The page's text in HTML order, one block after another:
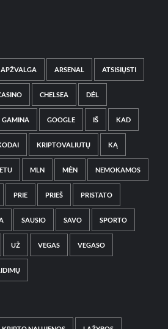
APŽVALGA ARSENAL ATSISIŲSTI
CHELSEA DĖL
GAMINA GOOGLE IŠ KAD
KRIPTOVALIUTŲ KĄ
MLN MĖN NEMOKAMOS
PRIE PRIEŠ PRISTATO
SAUSIO SAVO SPORTO
UŽ VEGAS VEGASO